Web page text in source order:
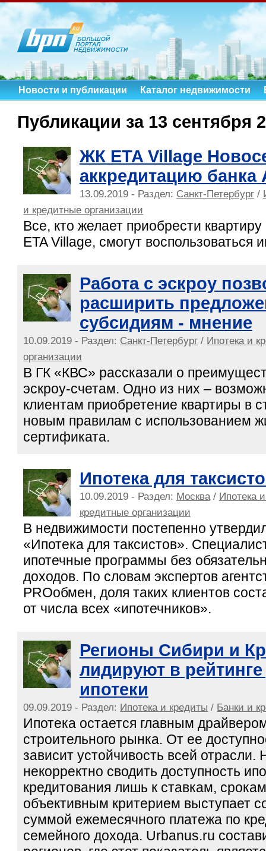
Новости и публикации Каталог недвижимости
Публикации за 13 сентября
ЖК ETA Village
аккредитацию банка
13.09.2019 - Раздел: Санкт-Петербург/
и кредитные организации
Все, кто желает приобрести
ETA Village, смогут воспользоваться
Работа с эскроу
расширить
субсидиям - мнение
10.09.2019 - Раздел: Санкт-Петербург / Ипотека и
организации
В ГК «КВС» рассказали о
эскроу-счетам. Одно из них –
клиентам приобретение квартиры в
новым правилам с использованием
сертификата.
Ипотека для
10.09.2019 - Раздел: Москва/ Ипотека
кредитные организации
В недвижимости постепенно
«Ипотека для таксистов».
ипотечные программы без
доходов. По словам экспертов
PROобмен, доля таких клиентов
от числа всех «ипотечников».
Регионы Сибири и
лидируют в
ипотеки
09.09.2019 - Раздел: Ипотека и кредиты / Банки и
Ипотека остается главным
строительного рынка. От ее
зависит устойчивость всей
некорректно сводить доступность
кредитования лишь к ставкам,
объективным критерием выступает
суммой ежемесячного платежа по
семейного дохода. Urbanus.ru